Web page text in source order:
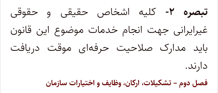
تبصره ۲-
کلیه اشخاص حقیقی و حقوقی
غیرایرانی جهت انجام خدمات موضوع این قانون
باید مدارک صلاحیت حرفه‌ای موقت دریافت
دارند.
فصل دوم–تشکیلات، ارکان، وظایف و اختیارات سازمان